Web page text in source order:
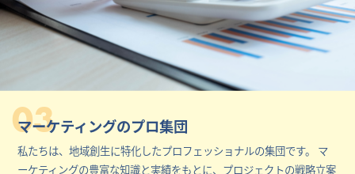
03
マーケティングのプロ集団
私たちは、地域創生に特化したプロフェッショナルの集団です。 マ
ーケティングの豊富な知識と実績をもとに、プロジェクトの戦略立案